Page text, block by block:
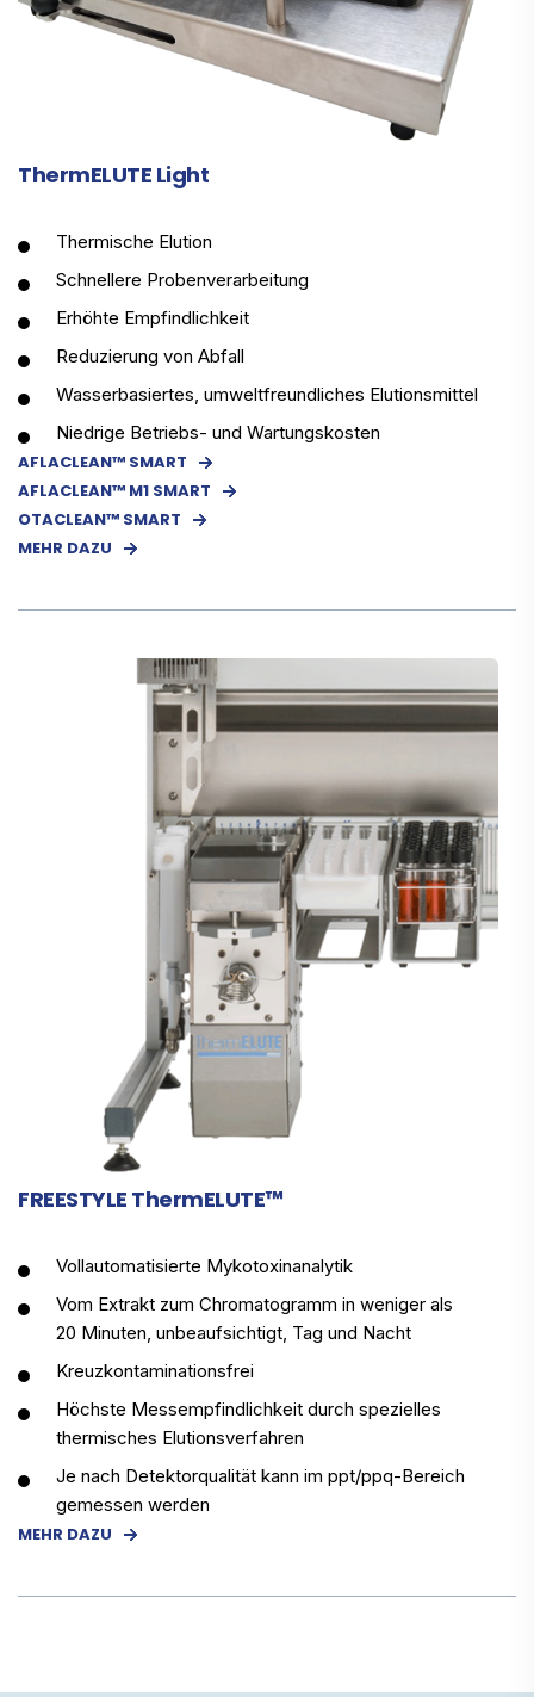
ThermELUTE Light
Thermische Elution
Schnellere Probenverarbeitung
Erhöhte Empfindlichkeit
Reduzierung von Abfall
Wasserbasiertes, umweltfreundliches Elutionsmittel
Niedrige Betriebs- und Wartungskosten
AFLACLEAN™ SMART
AFLACLEAN™ M1 SMART
OTACLEAN™ SMART
MEHR DAZU
FREESTYLE ThermELUTE™
Vollautomatisierte Mykotoxinanalytik
Vom Extrakt zum Chromatogramm in weniger als
20 Minuten, unbeaufsichtigt, Tag und Nacht
Kreuzkontaminationsfrei
Höchste Messempfindlichkeit durch spezielles
thermisches Elutionsverfahren
Je nach Detektorqualität kann im ppt/ppq-Bereich
gemessen werden
MEHR DAZU